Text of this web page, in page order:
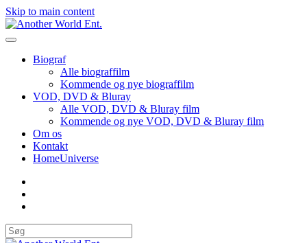
Skip to main content
Biograf
Alle biograffilm
Kommende og nye biograffilm
VOD, DVD & Bluray
Alle VOD, DVD & Bluray film
Kommende og nye VOD, DVD & Bluray film
Om os
Kontakt
HomeUniverse